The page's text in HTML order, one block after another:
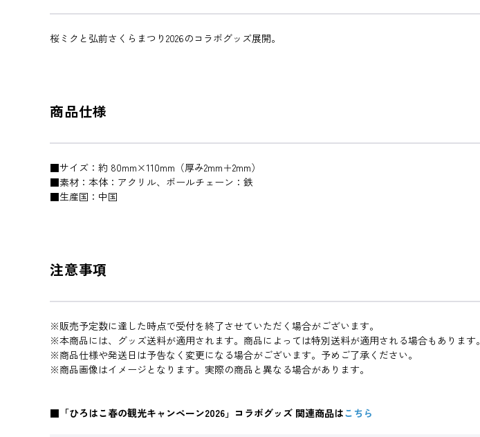
桜ミクと弘前さくらまつり2026のコラボグッズ展開。
商品仕様
■サイズ：約 80mm×110mm（厚み2mm＋2mm）
■素材：本体：アクリル、ボールチェーン：鉄
■生産国：中国
注意事項
※販売予定数に達した時点で受付を終了させていただく場合がございます。
※本商品には、グッズ送料が適用されます。商品によっては特別送料が適用される場合もあります。
※商品仕様や発送日は予告なく変更になる場合がございます。予めご了承ください。
※商品画像はイメージとなります。実際の商品と異なる場合があります。
■「ひろはこ春の観光キャンペーン2026」コラボグッズ 関連商品はこちら